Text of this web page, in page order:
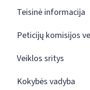
Teisinė informacija
Peticijų komisijos
Veiklos sritys
Kokybės vadyba